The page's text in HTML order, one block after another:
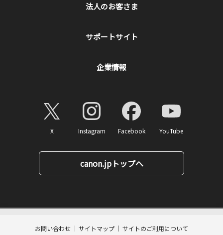
法人のお客さま
サポートサイト
企業情報
X Instagram Facebook YouTube
canon.jpトップへ
お問い合わせ サイトマップ
サイトのご利用について